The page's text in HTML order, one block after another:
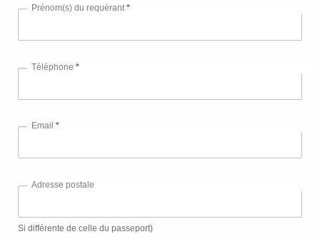
Prénom(s) du requérant*
Téléphone *
Email *
Adresse postale
Si différente de celle du passeport)